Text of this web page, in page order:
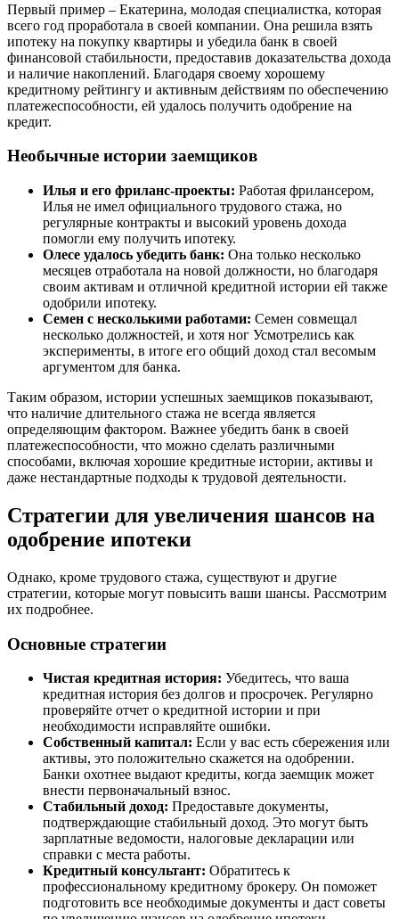
Первый пример – Екатерина, молодая специалистка, которая
всего год проработала в своей компании. Она решила взять
ипотеку на покупку квартиры и убедила банк в своей
финансовой стабильности, предоставив доказательства дохода
и наличие накоплений. Благодаря своему хорошему
кредитному рейтингу и активным действиям по обеспечению
платежеспособности, ей удалось получить одобрение на
кредит.
Необычные истории заемщиков
Илья и его фриланс-проекты: Работая фрилансером,
Илья не имел официального трудового стажа, но
регулярные контракты и высокий уровень дохода
помогли ему получить ипотеку.
Олесе удалось убедить банк: Она только несколько
месяцев отработала на новой должности, но благодаря
своим активам и отличной кредитной истории ей также
одобрили ипотеку.
Семен с несколькими работами: Семен совмещал
несколько должностей, и хотя ног Усмотрелись как
эксперименты, в итоге его общий доход стал весомым
аргументом для банка.
Таким образом, истории успешных заемщиков показывают,
что наличие длительного стажа не всегда является
определяющим фактором. Важнее убедить банк в своей
платежеспособности, что можно сделать различными
способами, включая хорошие кредитные истории, активы и
даже нестандартные подходы к трудовой деятельности.
Стратегии для увеличения шансов на
одобрение ипотеки
Однако, кроме трудового стажа, существуют и другие
стратегии, которые могут повысить ваши шансы. Рассмотрим
их подробнее.
Основные стратегии
Чистая кредитная история: Убедитесь, что ваша
кредитная история без долгов и просрочек. Регулярно
проверяйте отчет о кредитной истории и при
необходимости исправляйте ошибки.
Собственный капитал: Если у вас есть сбережения или
активы, это положительно скажется на одобрении.
Банки охотнее выдают кредиты, когда заемщик может
внести первоначальный взнос.
Стабильный доход: Предоставьте документы,
подтверждающие стабильный доход. Это могут быть
зарплатные ведомости, налоговые декларации или
справки с места работы.
Кредитный консультант: Обратитесь к
профессиональному кредитному брокеру. Он поможет
подготовить все необходимые документы и даст советы